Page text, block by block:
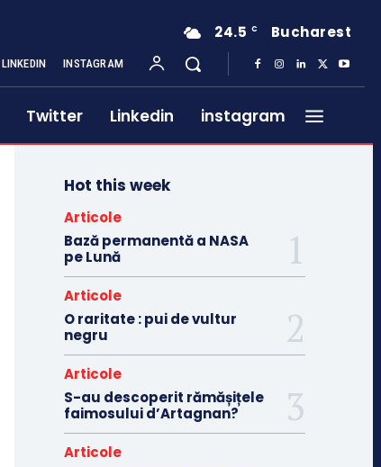
24.5 C Bucharest
LINKEDIN INSTAGRAM
Twitter Linkedin instagram
Hot this week
Articole
Bază permanentă a NASA
pe Lună
Articole
O raritate : pui de vultur
negru
Articole
S-au descoperit rămășițele
faimosului d’Artagnan?
Articole